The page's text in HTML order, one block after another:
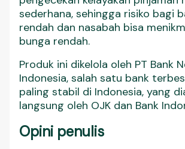
sederhana, sehingga risiko bagi
rendah dan nasabah bisa
bunga rendah.
Produk ini dikelola oleh PT Bank
Indonesia, salah satu bank
paling stabil di Indonesia, yang
langsung oleh OJK dan Bank
Opini penulis